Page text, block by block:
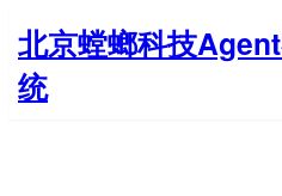
至
内
容
北京螳螂科技
统